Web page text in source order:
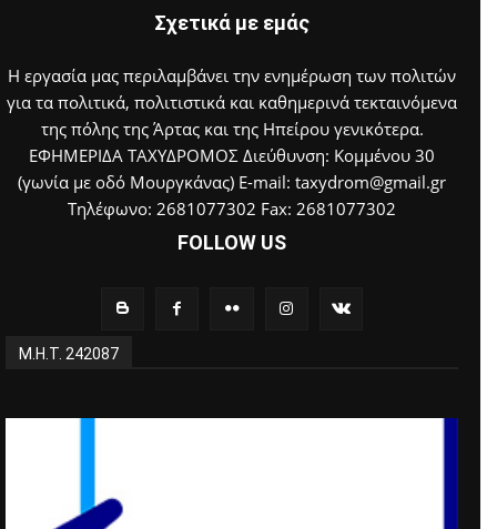
Σχετικά με εμάς
Η εργασία μας περιλαμβάνει την ενημέρωση των πολιτών
για τα πολιτικά, πολιτιστικά και καθημερινά τεκταινόμενα
της πόλης της Άρτας και της Ηπείρου γενικότερα.
ΕΦΗΜΕΡΙΔΑ ΤΑΧΥΔΡΟΜΟΣ Διεύθυνση: Κομμένου 30
(γωνία με οδό Μουργκάνας) E-mail: taxydrom@gmail.gr
Τηλέφωνο: 2681077302 Fax: 2681077302
FOLLOW US
Μ.Η.Τ. 242087